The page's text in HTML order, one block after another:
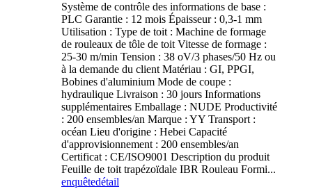
Système de contrôle des informations de base :
PLC Garantie : 12 mois Épaisseur : 0,3-1 mm
Utilisation : Type de toit : Machine de formage
de rouleaux de tôle de toit Vitesse de formage :
25-30 m/min Tension : 38 oV/3 phases/50 Hz ou
à la demande du client Matériau : GI, PPGI,
Bobines d'aluminium Mode de coupe :
hydraulique Livraison : 30 jours Informations
supplémentaires Emballage : NUDE Productivité
: 200 ensembles/an Marque : YY Transport :
océan Lieu d'origine : Hebei Capacité
d'approvisionnement : 200 ensembles/an
Certificat : CE/ISO9001 Description du produit
Feuille de toit trapézoïdale IBR Rouleau Formi...
enquêtedétail